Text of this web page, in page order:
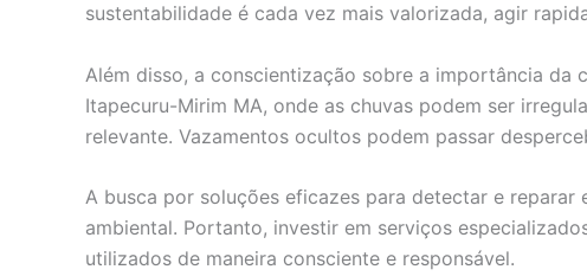
sustentabilidade é cada vez mais valorizada, agir
Além disso, a conscientização sobre a importância da
Itapecuru-Mirim MA, onde as chuvas podem ser
relevante. Vazamentos ocultos podem passar
A busca por soluções eficazes para detectar e reparar
ambiental. Portanto, investir em serviços
utilizados de maneira consciente e responsável.